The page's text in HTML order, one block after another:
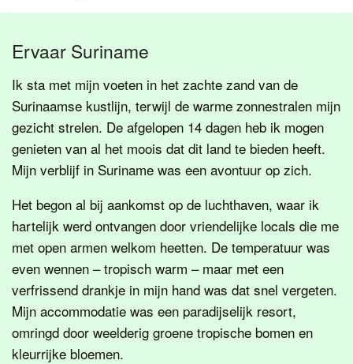
Ervaar Suriname
Ik sta met mijn voeten in het zachte zand van de
Surinaamse kustlijn, terwijl de warme zonnestralen mijn
gezicht strelen. De afgelopen 14 dagen heb ik mogen
genieten van al het moois dat dit land te bieden heeft.
Mijn verblijf in Suriname was een avontuur op zich.
Het begon al bij aankomst op de luchthaven, waar ik
hartelijk werd ontvangen door vriendelijke locals die me
met open armen welkom heetten. De temperatuur was
even wennen – tropisch warm – maar met een
verfrissend drankje in mijn hand was dat snel vergeten.
Mijn accommodatie was een paradijselijk resort,
omringd door weelderig groene tropische bomen en
kleurrijke bloemen.